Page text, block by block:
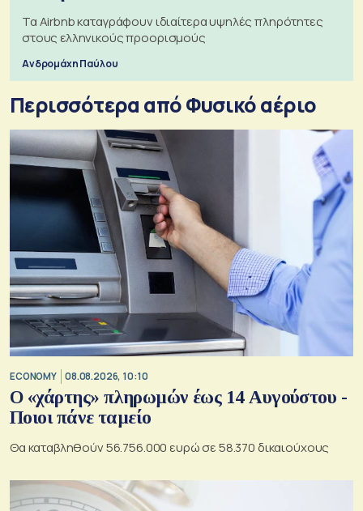
Τα Airbnb καταγράφουν ιδιαίτερα υψηλές πληρότητες
στους ελληνικούς προορισμούς
Ανδρομάχη Παύλου
Περισσότερα από Φυσικό αέριο
ECONOMY 08.08.2026, 10:10
Ο «χάρτης» πληρωμών έως 14 Αυγούστου -
Ποιοι πάνε ταμείο
Θα καταβληθούν 56.756.000 ευρώ σε 58.370 δικαιούχους